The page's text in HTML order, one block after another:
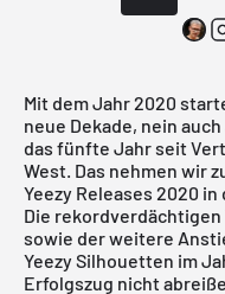
Mit dem Jahr 2020
neue Dekade, nein auch
das fünfte Jahr seit
West. Das nehmen wir
Yeezy Releases 2020
Die rekordverdächtigen
sowie der weitere
Yeezy Silhouetten im
Erfolgszug nicht